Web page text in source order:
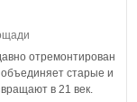
отремонтирован
старые и
в 21 век.